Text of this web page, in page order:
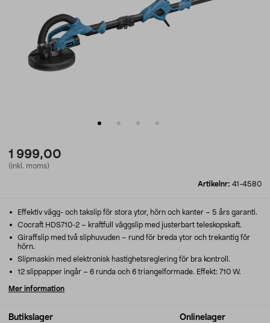
1 999,00
(inkl. moms)
Artikelnr: 41-4580
Butikslager Onlinelager
Effektiv vägg- och takslip för stora ytor, hörn och kanter – 5 års garanti.
Cocraft HDS710-2 – kraftfull väggslip med justerbart teleskopskaft.
Giraffslip med två sliphuvuden – rund för breda ytor och trekantig för
hörn.
Slipmaskin med elektronisk hastighetsreglering för bra kontroll.
12 slippapper ingår – 6 runda och 6 triangelformade. Effekt: 710 W.
Mer information